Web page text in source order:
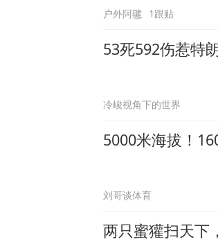
户外阿毽 1跟贴
53死592伤惹特
冷峻视角下的世界
5000米海拔！
刘哥谈体育
两只蜜獾扫天下